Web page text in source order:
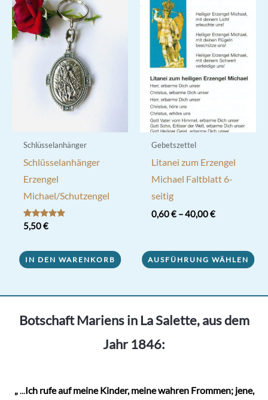
Schlüsselanhänger
Schlüsselanhänger
Erzengel
Michael/Schutzengel
Bewertet mit
5.00
5,50€
IN DEN WARENKORB
Gebetszettel
Litanei zum Erzengel
Michael Faltblatt 6-
seitig
0,60€–40,00€
AUSFÜHRUNG WÄHLEN
Produkt
weist
Varianten
auf.
Optionen
Botschaft Mariens in La Salette, aus dem
Jahr 1846:
„...Ich rufe auf meine Kinder, meine wahren Frommen; jene,